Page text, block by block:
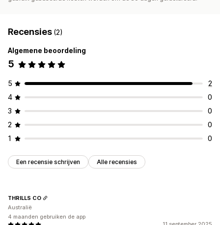
Recensies (2)
Algemene beoordeling
5
5
2
4
0
3
0
2
0
1
0
Een recensie schrijven Alle recensies
THRILLS CO
Australië
4 maanden gebruiken de app